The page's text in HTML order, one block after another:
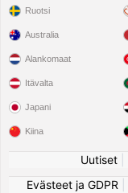
Ruotsi
Australia
Alankomaat
Itävalta
Japani
Kiina
Uutiset
Evästeet ja GDPR